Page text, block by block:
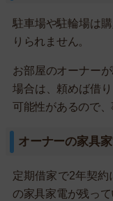
駐車場や駐輪場は
りられません。
お部屋のオーナー
場合は、頼めば借
可能性があるので
オーナーの家具
定期借家で2年契
の家具家電が残って